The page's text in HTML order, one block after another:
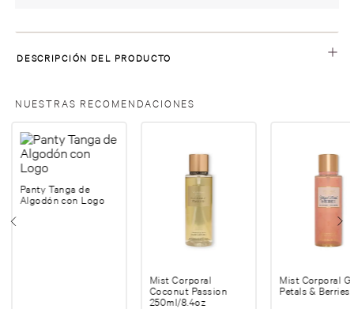
DESCRIPCIÓN DEL PRODUCTO
NUESTRAS RECOMENDACIONES
Panty Tanga de
Algodón con Logo
Mist Corporal
Coconut Passion
250ml/8.4oz
Mist Corporal
Petals & Berries